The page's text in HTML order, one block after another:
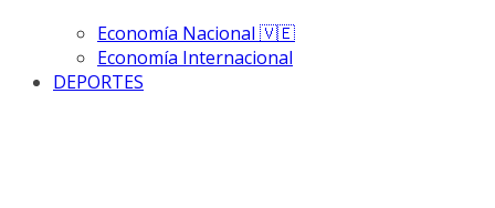
Economía Nacional 🇻🇪
Economía Internacional
DEPORTES